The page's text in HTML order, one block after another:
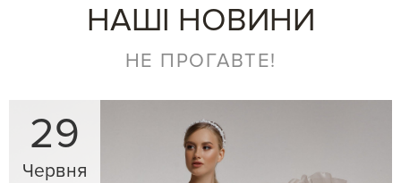
НАШІ НОВИНИ
НЕ ПРОГАВТЕ!
29
Червня